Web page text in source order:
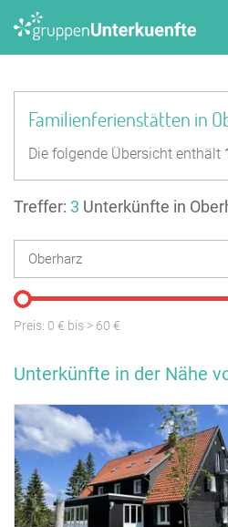
Familienferienstätten in
Die folgende Übersicht enthält
Treffer: 3 Unterkünfte in
Preis: 0 € bis > 60 €
Unterkünfte in der Nähe